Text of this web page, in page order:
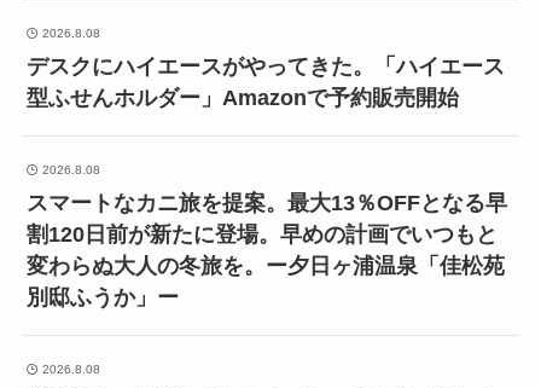
2026.8.08
デスクにハイエースがやってきた。「ハイエース
型ふせんホルダー」Amazonで予約販売開始
2026.8.08
スマートなカニ旅を提案。最大13％OFFとなる早
割120日前が新たに登場。早めの計画でいつもと
変わらぬ大人の冬旅を。ー夕日ヶ浦温泉「佳松苑
別邸ふうか」ー
2026.8.08